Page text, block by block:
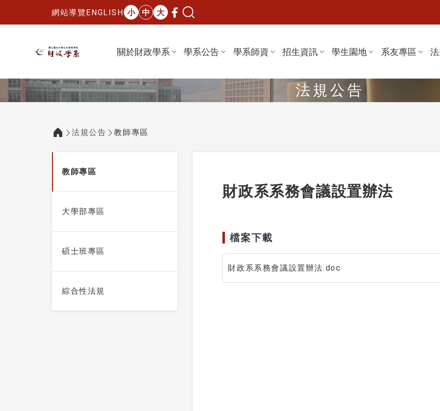
網站導覽ENGLISH 小 中 大
國立臺北大學財政學系
:::
關於財政學系 學系公告 學系師資 招生資訊 學生園地 系友專區
法規公告
法規公告 教師專區
教師專區
大學部專區
碩士班專區
綜合性法規
財政系系務會議設置辦法
檔案下載
財政系系務會議設置辦法.doc